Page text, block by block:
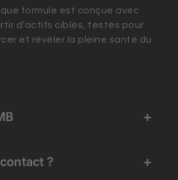
formule est conçue avec
d’actifs ciblés, testés pour
et révéler la pleine santé du
?